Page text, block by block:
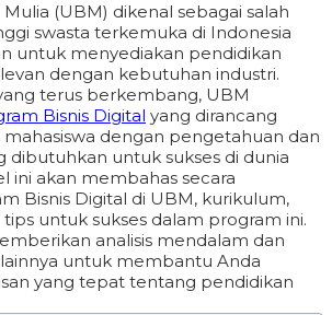
(UBM) dikenal sebagai salah
swasta terkemuka di Indonesia
untuk menyediakan pendidikan
dengan kebutuhan industri.
terus berkembang, UBM
Bisnis Digital yang dirancang
dengan pengetahuan dan
dibutuhkan untuk sukses di dunia
ini akan membahas secara
Bisnis Digital di UBM, kurikulum,
untuk sukses dalam program ini.
analisis mendalam dan
untuk membantu Anda
yang tepat tentang pendidikan